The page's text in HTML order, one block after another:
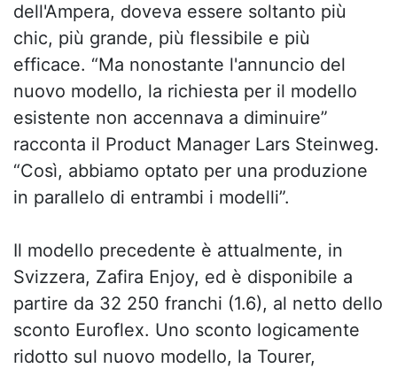
dell'Ampera, doveva essere soltanto più
chic, più grande, più flessibile e più
efficace. “Ma nonostante l'annuncio del
nuovo modello, la richiesta per il modello
esistente non accennava a diminuire”
racconta il Product Manager Lars Steinweg.
“Così, abbiamo optato per una produzione
in parallelo di entrambi i modelli”.
Il modello precedente è attualmente, in
Svizzera, Zafira Enjoy, ed è disponibile a
partire da 32 250 franchi (1.6), al netto dello
sconto Euroflex. Uno sconto logicamente
ridotto sul nuovo modello, la Tourer,